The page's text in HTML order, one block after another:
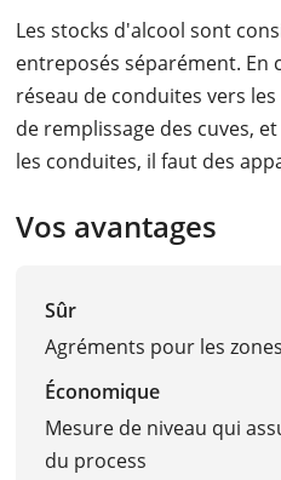
Les stocks d'alcool sont
entreposés séparément. En
réseau de conduites vers
de remplissage des cuves,
les conduites, il faut des
Vos avantages
Sûr
Agréments pour les
Économique
Mesure de niveau qui
du process